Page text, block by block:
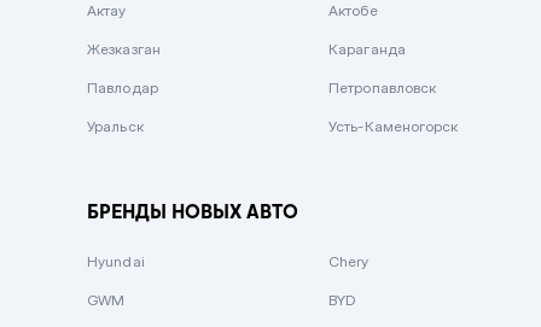
Зеленый металлик
Актау Актобе
Жезказган Караганда
Павлодар Петропавловск
Уральск Усть-Каменогорск
БРЕНДЫ НОВЫХ АВТО
Hyundai Chery
GWM BYD